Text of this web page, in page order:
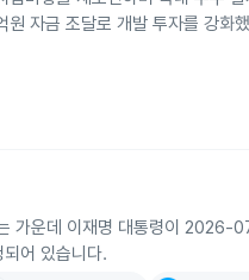
자금 조달로 개발 투자를 강화
가운데 이재명 대통령이
어 있습니다.